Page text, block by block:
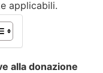
applicabili.
alla donazione